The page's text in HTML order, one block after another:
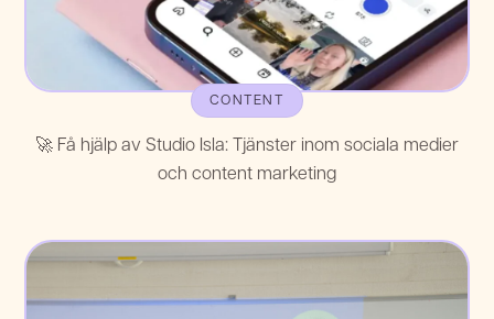
CONTENT
🚀 Få hjälp av Studio Isla: Tjänster inom sociala medier
och content marketing